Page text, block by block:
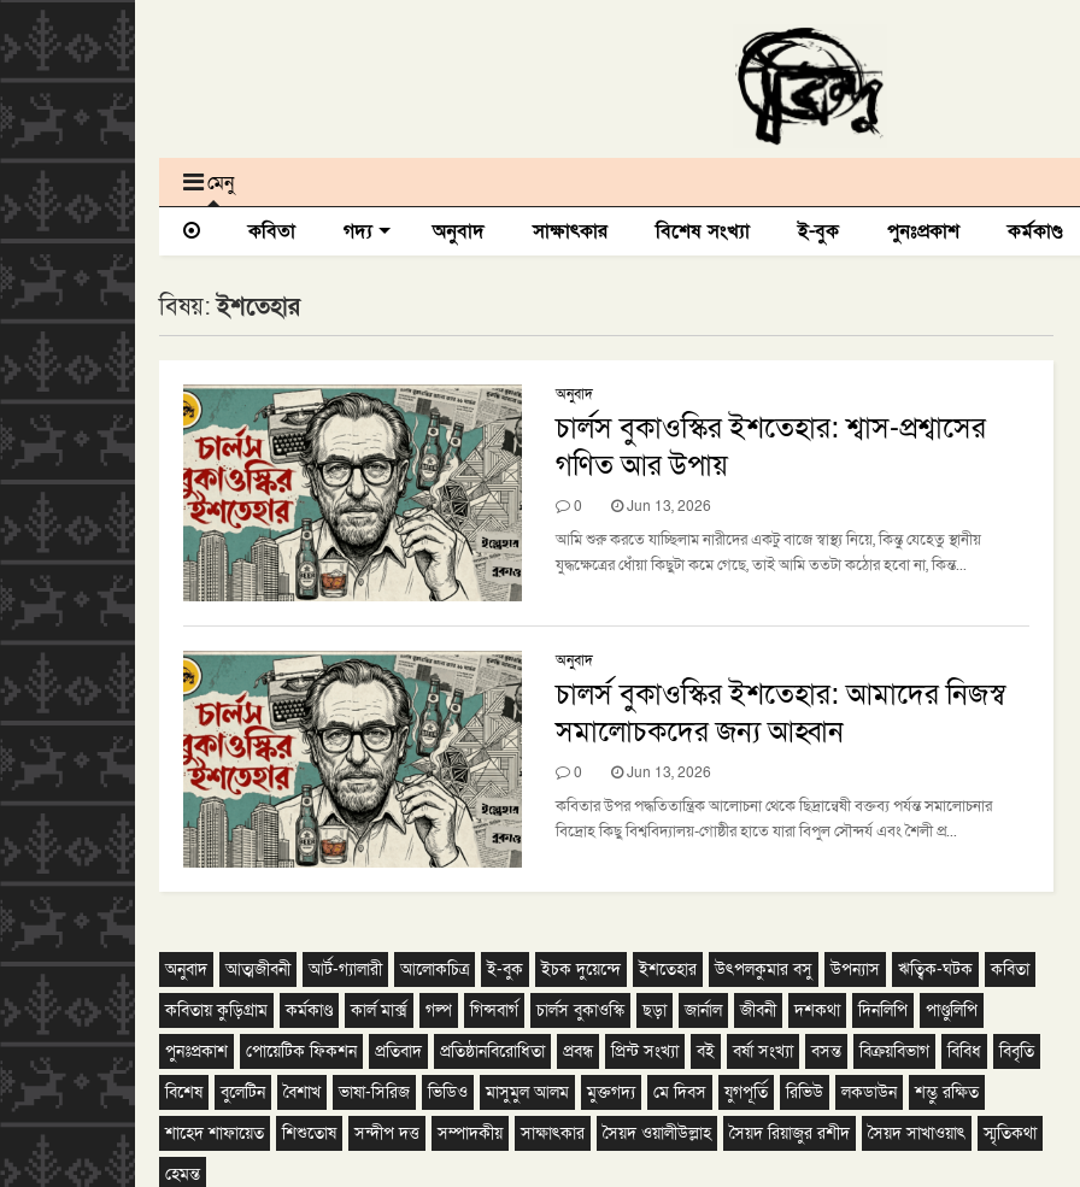
মেনু
কবিতা
গদ্য অনুবাদ সাক্ষাৎকার বিশেষ সংখ্যা ই-বুক পুনঃপ্রকাশ কর্মকাণ্ড
বিষয়:ইশতেহার
অনুবাদ
চার্লস বুকাওস্কির ইশতেহার: শ্বাস-প্রশ্বাসের
গণিত আর উপায়
0 Jun 13, 2026
আমি শুরু করতে যাচ্ছিলাম নারীদের একটু বাজে স্বাস্থ্য নিয়ে, কিন্তু যেহেতু স্থানীয়
যুদ্ধক্ষেত্রের ধোঁয়া কিছুটা কমে গেছে, তাই আমি ততটা কঠোর হবো না, কিন্ত...
অনুবাদ
চালর্স বুকাওস্কির ইশতেহার: আমাদের নিজস্ব
সমালোচকদের জন্য আহ্বান
0 Jun 13, 2026
কবিতার উপর পদ্ধতিতান্ত্রিক আলোচনা থেকে ছিদ্রান্বেষী বক্তব্য পর্যন্ত সমালোচনার
বিদ্রোহ কিছু বিশ্ববিদ্যালয়-গোষ্ঠীর হাতে যারা বিপুল সৌন্দর্য এবং শৈলী প্র...
অনুবাদ আত্মজীবনী আর্ট-গ্যালারী আলোকচিত্র ই-বুক ইচক দুয়েন্দে ইশতেহার উৎপলকুমার বসু উপন্যাস ঋত্বিক-ঘটক
কবিতা
কবিতায় কুড়িগ্রাম
কর্মকাণ্ড কার্ল মার্ক্স গল্প গিন্সবার্গ চার্লস বুকাওস্কি ছড়া জার্নাল জীবনী দশকথা দিনলিপি
পাণ্ডুলিপি
পুনঃপ্রকাশ
পোয়েটিক ফিকশন প্রতিবাদ প্রতিষ্ঠানবিরোধিতা প্রবন্ধ প্রিন্ট সংখ্যা বই বর্ষা সংখ্যা বসন্ত বিক্রয়বিভাগ বিবিধ
বিবৃতি
বিশেষ
বুলেটিন বৈশাখ ভাষা-সিরিজ ভিডিও মাসুমুল আলম মুক্তগদ্য মে দিবস যুগপূর্তি রিভিউ লকডাউন
শম্ভু রক্ষিত
শাহেদ শাফায়েত
শিশুতোষ সন্দীপ দত্ত সম্পাদকীয় সাক্ষাৎকার সৈয়দ ওয়ালীউল্লাহ সৈয়দ রিয়াজুর রশীদ সৈয়দ সাখাওয়াৎ
স্মৃতিকথা
হেমন্ত
উৎপলকুমার বসু (বিন্দুর বই)
শম্ভু রক্ষিত: পাঠ ও বিবেচনা (বিন্দুর
বইয়ের ভূমিকা